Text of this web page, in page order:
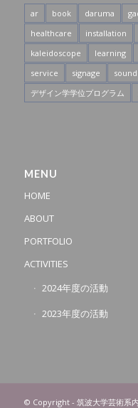
ar book daruma
healthcare
installation
kaleidoscope
learning
service
signage sound
デザイン学学位プログラム
MENU
HOME
ABOUT
PORTFOLIO
ACTIVITIES
2024年度の活動
2023年度の活動
© Copyright - 筑波大学芸術系